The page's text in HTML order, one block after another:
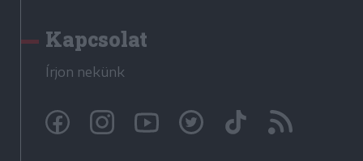
Kapcsolat
Írjon nekünk